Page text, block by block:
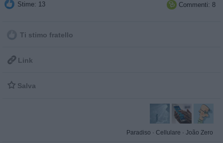
Stime: 13  Commenti: 8
Ti stimo fratello
 Link
 Salva
Paradiso · Cellulare · João Zero